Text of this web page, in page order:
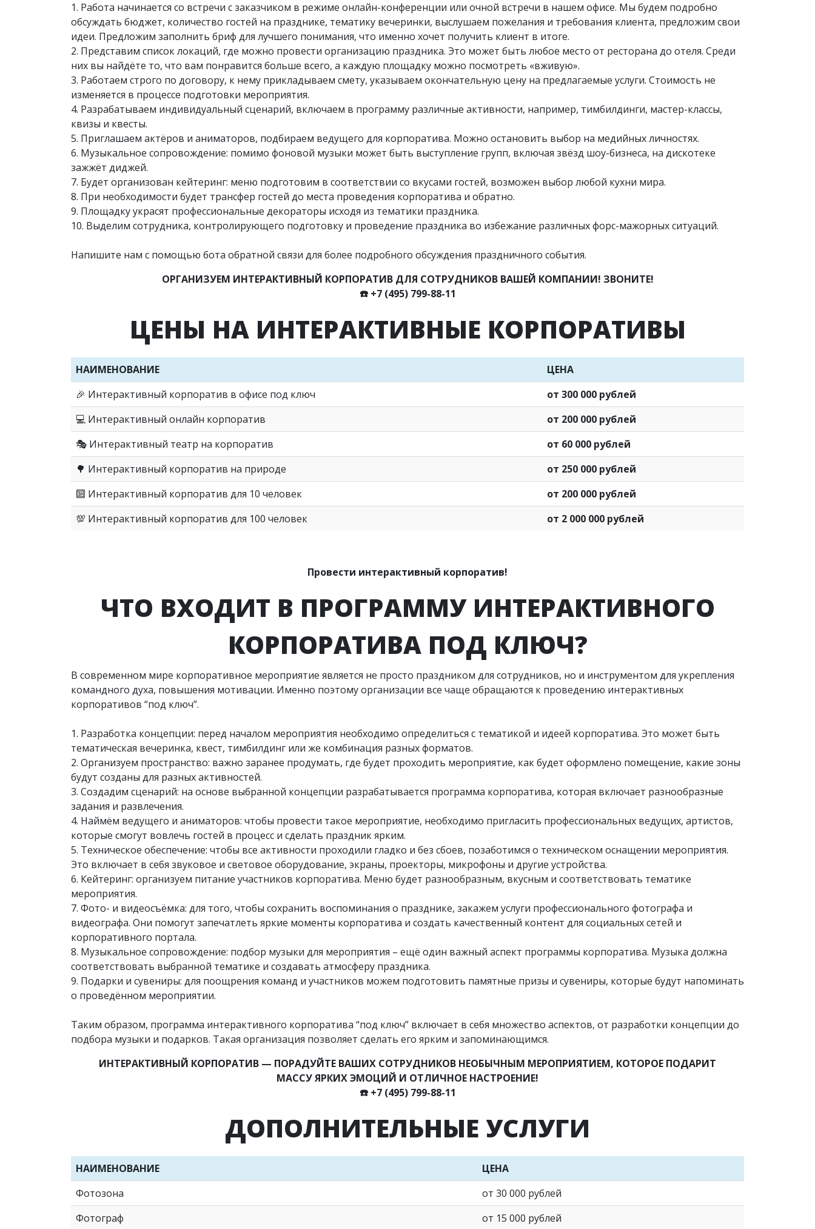
1. Работа начинается со встречи с заказчиком в режиме онлайн-конференции или очной встречи в нашем офисе. Мы будем подробно
обсуждать бюджет, количество гостей на празднике, тематику вечеринки, выслушаем пожелания и требования клиента, предложим свои
идеи. Предложим заполнить бриф для лучшего понимания, что именно хочет получить клиент в итоге.
2. Представим список локаций, где можно провести организацию праздника. Это может быть любое место от ресторана до отеля. Среди
них вы найдёте то, что вам понравится больше всего, а каждую площадку можно посмотреть «вживую».
3. Работаем строго по договору, к нему прикладываем смету, указываем окончательную цену на предлагаемые услуги. Стоимость не
изменяется в процессе подготовки мероприятия.
4. Разрабатываем индивидуальный сценарий, включаем в программу различные активности, например, тимбилдинги, мастер-классы,
квизы и квесты.
5. Приглашаем актёров и аниматоров, подбираем ведущего для корпоратива. Можно остановить выбор на медийных личностях.
6. Музыкальное сопровождение: помимо фоновой музыки может быть выступление групп, включая звёзд шоу-бизнеса, на дискотеке
зажжёт диджей.
7. Будет организован кейтеринг: меню подготовим в соответствии со вкусами гостей, возможен выбор любой кухни мира.
8. При необходимости будет трансфер гостей до места проведения корпоратива и обратно.
9. Площадку украсят профессиональные декораторы исходя из тематики праздника.
10. Выделим сотрудника, контролирующего подготовку и проведение праздника во избежание различных форс-мажорных ситуаций.
Напишите нам с помощью бота обратной связи для более подробного обсуждения праздничного события.
ОРГАНИЗУЕМ ИНТЕРАКТИВНЫЙ КОРПОРАТИВ ДЛЯ СОТРУДНИКОВ ВАШЕЙ КОМПАНИИ! ЗВОНИТЕ!
☎️ +7 (495) 799-88-11
ЦЕНЫ НА ИНТЕРАКТИВНЫЕ КОРПОРАТИВЫ
НАИМЕНОВАНИЕ
ЦЕНА
🎉 Интерактивный корпоратив в офисе под ключ
от 300 000 рублей
💻 Интерактивный онлайн корпоратив
от 200 000 рублей
🎭 Интерактивный театр на корпоратив
от 60 000 рублей
🌳 Интерактивный корпоратив на природе
от 250 000 рублей
🔟 Интерактивный корпоратив для 10 человек
от 200 000 рублей
💯 Интерактивный корпоратив для 100 человек
от 2 000 000 рублей
Провести интерактивный корпоратив!
ЧТО ВХОДИТ В ПРОГРАММУ ИНТЕРАКТИВНОГО
КОРПОРАТИВА ПОД КЛЮЧ?
В современном мире корпоративное мероприятие является не просто праздником для сотрудников, но и инструментом для укрепления
командного духа, повышения мотивации. Именно поэтому организации все чаще обращаются к проведению интерактивных
корпоративов “под ключ”.
1. Разработка концепции: перед началом мероприятия необходимо определиться с тематикой и идеей корпоратива. Это может быть
тематическая вечеринка, квест, тимбилдинг или же комбинация разных форматов.
2. Организуем пространство: важно заранее продумать, где будет проходить мероприятие, как будет оформлено помещение, какие зоны
будут созданы для разных активностей.
3. Создадим сценарий: на основе выбранной концепции разрабатывается программа корпоратива, которая включает разнообразные
задания и развлечения.
4. Наймём ведущего и аниматоров: чтобы провести такое мероприятие, необходимо пригласить профессиональных ведущих, артистов,
которые смогут вовлечь гостей в процесс и сделать праздник ярким.
5. Техническое обеспечение: чтобы все активности проходили гладко и без сбоев, позаботимся о техническом оснащении мероприятия.
Это включает в себя звуковое и световое оборудование, экраны, проекторы, микрофоны и другие устройства.
6. Кейтеринг: организуем питание участников корпоратива. Меню будет разнообразным, вкусным и соответствовать тематике
мероприятия.
7. Фото- и видеосъёмка: для того, чтобы сохранить воспоминания о празднике, закажем услуги профессионального фотографа и
видеографа. Они помогут запечатлеть яркие моменты корпоратива и создать качественный контент для социальных сетей и
корпоративного портала.
8. Музыкальное сопровождение: подбор музыки для мероприятия – ещё один важный аспект программы корпоратива. Музыка должна
соответствовать выбранной тематике и создавать атмосферу праздника.
9. Подарки и сувениры: для поощрения команд и участников можем подготовить памятные призы и сувениры, которые будут напоминать
о проведённом мероприятии.
Таким образом, программа интерактивного корпоратива “под ключ” включает в себя множество аспектов, от разработки концепции до
подбора музыки и подарков. Такая организация позволяет сделать его ярким и запоминающимся.
ИНТЕРАКТИВНЫЙ КОРПОРАТИВ — ПОРАДУЙТЕ ВАШИХ СОТРУДНИКОВ НЕОБЫЧНЫМ МЕРОПРИЯТИЕМ, КОТОРОЕ ПОДАРИТ
МАССУ ЯРКИХ ЭМОЦИЙ И ОТЛИЧНОЕ НАСТРОЕНИЕ!
☎️ +7 (495) 799-88-11
ДОПОЛНИТЕЛЬНЫЕ УСЛУГИ
НАИМЕНОВАНИЕ
ЦЕНА
Фотозона
от 30 000 рублей
Фотограф
от 15 000 рублей